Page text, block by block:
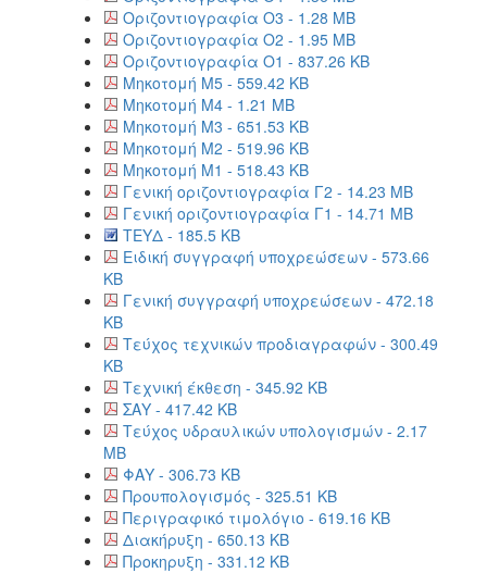
Οριζοντιογραφία Ο3 - 1.28 MB
Οριζοντιογραφία Ο2 - 1.95 MB
Οριζοντιογραφία Ο1 - 837.26 KB
Μηκοτομή Μ5 - 559.42 KB
Μηκοτομή Μ4 - 1.21 MB
Μηκοτομή Μ3 - 651.53 KB
Μηκοτομή Μ2 - 519.96 KB
Μηκοτομή Μ1 - 518.43 KB
Γενική οριζοντιογραφία Γ2 - 14.23 MB
Γενική οριζοντιογραφία Γ1 - 14.71 MB
ΤΕΥΔ - 185.5 KB
Ειδική συγγραφή υποχρεώσεων - 573.66
KB
Γενική συγγραφή υποχρεώσεων - 472.18
KB
Τεύχος τεχνικών προδιαγραφών - 300.49
KB
Τεχνική έκθεση - 345.92 KB
ΣΑΥ - 417.42 KB
Τεύχος υδραυλικών υπολογισμών - 2.17
MB
ΦΑΥ - 306.73 KB
Προυπολογισμός - 325.51 KB
Περιγραφικό τιμολόγιο - 619.16 KB
Διακήρυξη - 650.13 KB
Προκηρυξη - 331.12 KB